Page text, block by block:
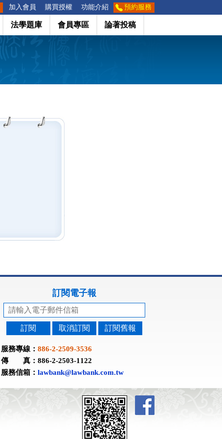
加入會員 購買授權 功能介紹 預約服務
法學題庫 會員專區 論著投稿
訂閱電子報
訂閱 取消訂閱 訂閱舊報
服務專線： 886-2-2509-3536
傳 真：886-2-2503-1122
服務信箱： lawbank@lawbank.com.tw